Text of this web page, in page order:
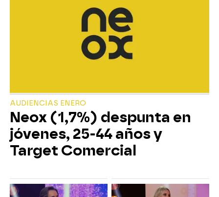
AUDIENCIAS ENERO
Neox (1,7%) despunta en
jóvenes, 25-44 años y
Target Comercial